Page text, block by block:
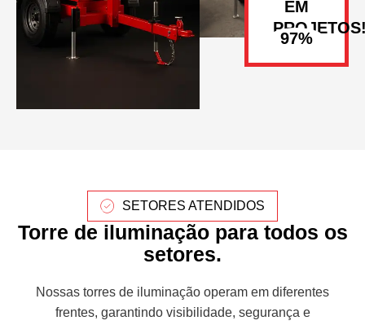
EM
SETORES ATENDIDOS
Torre de iluminação para todos os
setores.
Nossas torres de iluminação operam em diferentes
frentes, garantindo visibilidade, segurança e